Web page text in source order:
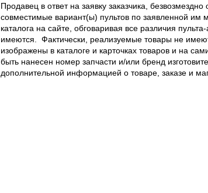
Продавец в ответ на заявку заказчика,
совместимые вариант(ы) пультов по заявленной
каталога на сайте, обговаривая все различия
имеются. Фактически, реализуемые товары не
изображены в каталоге и карточках товаров и на
быть нанесен номер запчасти и/или бренд
дополнительной информацией о товаре, заказе и